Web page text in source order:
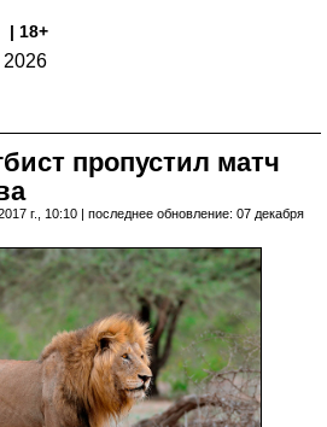
| 18+
2026
пропустил матч
г., 10:10 | последнее обновление: 07 декабря